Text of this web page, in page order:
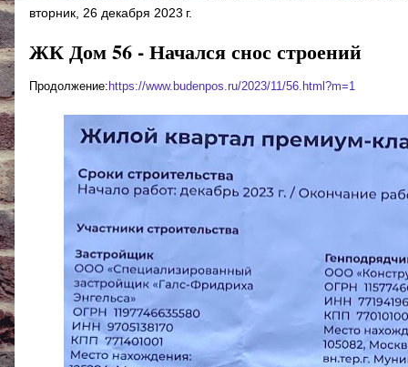
вторник, 26 декабря 2023 г.
ЖК Дом 56 - Начался снос строений
Продолжение: https://www.budenpos.ru/2023/11/56.html?m=1